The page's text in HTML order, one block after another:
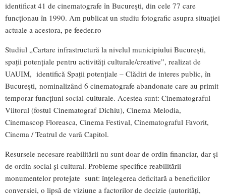
identificat 41 de cinematografe în București, din cele 77 care
funcționau în 1990. Am publicat un studiu fotografic asupra situației
actuale a acestora, pe feeder.ro
Studiul „Cartare infrastructură la nivelul municipiului București,
spații potențiale pentru activități culturale/creative”, realizat de
UAUIM, identifică Spații potențiale – Clădiri de interes public, în
București, nominalizând 6 cinematografe abandonate care au primit
temporar funcțiuni social-culturale. Acestea sunt: Cinematograful
Viitorul (fostul Cinematograf Dichiu), Cinema Melodia,
Cinemascop Floreasca, Cinema Festival, Cinematograful Favorit,
Cinema / Teatrul de vară Capitol.
Resursele necesare reabilitării nu sunt doar de ordin financiar, dar și
de ordin social și cultural. Probleme specifice reabilitării
monumentelor protejate sunt: înțelegerea deficitară a beneficiilor
conversiei, o lipsă de viziune a factorilor de decizie (autorități,